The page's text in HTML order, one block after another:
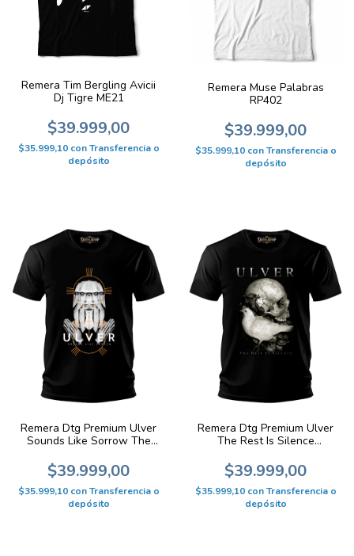
Remera Tim Bergling Avicii
Dj Tigre ME21
$39.999,00
$35.999,10 con Transferencia o
depósito
Remera Muse Palabras
RP402
$39.999,00
$35.999,10 con Transferencia o
depósito
Remera Dtg Premium Ulver
Sounds Like Sorrow The
$39.999,00
$35.999,10 con Transferencia o
depósito
Remera Dtg Premium Ulver
The Rest Is Silence
$39.999,00
$35.999,10 con Transferencia o
depósito